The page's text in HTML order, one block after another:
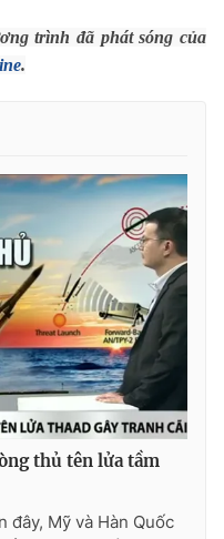
Thể thao
sản
lòng Việt
mình bằng AI
trình đã phát sóng của
.
thủ tên lửa tầm
đây, Mỹ và Hàn Quốc